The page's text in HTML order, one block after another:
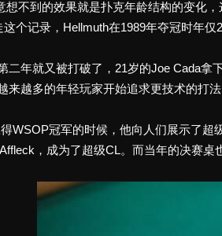
想不到的效果就是扑克年龄结构的变化
个记录，Hellmuth在1989年夺冠时年仅
二年就又被打破了，21岁的Joe Cada
来越多的年轻玩家开始追求更技术的打
WSOP冠军的时候，他向人们展示了
，成为了超级CL。而当年的决赛桌